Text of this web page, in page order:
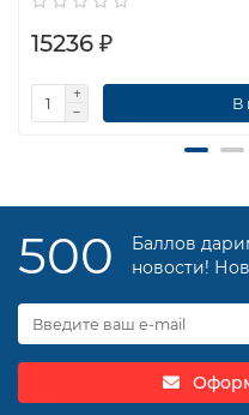
15236 ₽
В
500
Баллов
новости!